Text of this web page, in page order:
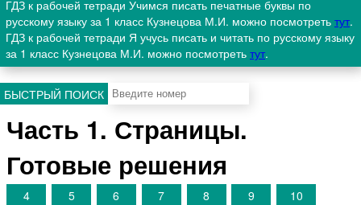
ГДЗ к рабочей тетради Учимся писать печатные буквы по
русскому языку за 1 класс Кузнецова М.И. можно посмотреть тут.
ГДЗ к рабочей тетради Я учусь писать и читать по русскому языку
за 1 класс Кузнецова М.И. можно посмотреть тут.
БЫСТРЫЙ ПОИСК
Часть 1. Страницы.
Готовые решения
4 5 6 7 8 9
10